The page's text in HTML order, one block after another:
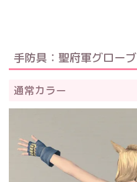
手防具：聖府軍グローブ
通常カラー